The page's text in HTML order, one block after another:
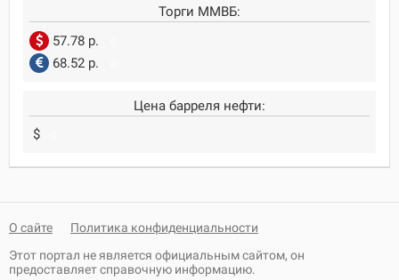
Торги ММВБ:
57.78 р.
68.52 р.
Цена барреля нефти:
$
О сайте
Политика конфиденциальности
Этот портал не является официальным сайтом, он
предоставляет справочную информацию.